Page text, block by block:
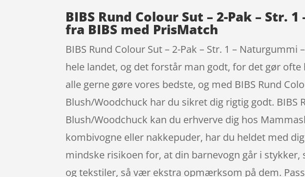
BIBS Rund Colour Sut – 2-Pak – Str.
fra BIBS med PrisMatch
BIBS Rund Colour Sut – 2-Pak – Str. 1 –
hele landet, og det forstår man godt, for det gør
alle gerne gøre vores bedste, og med BIBS Rund
Blush/Woodchuck har du sikret dig rigtig godt. BIBS
Blush/Woodchuck kan du erhverve dig hos
kombivogne eller nakkepuder, har du heldet med
mindske risikoen for, at din barnevogn går i
og tekstiler, så vær ekstra opmærksom på dem.